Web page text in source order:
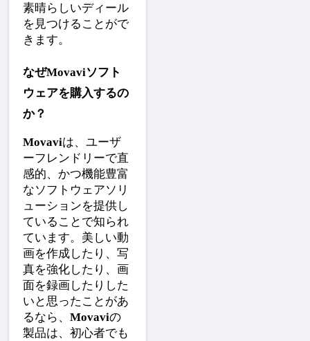
素晴らしいディール
を見つけることがで
きます。
なぜMovaviソフト
ウェアを購入するの
か？
Movaviは、ユーザ
ーフレンドリーで直
感的、かつ機能豊富
なソフトウェアソリ
ューションを提供し
ていることで知られ
ています。美しい動
画を作成したり、写
真を強化したり、画
面を録画したりした
いと思ったことがあ
るなら、 Movaviの
製品は、初心者でも